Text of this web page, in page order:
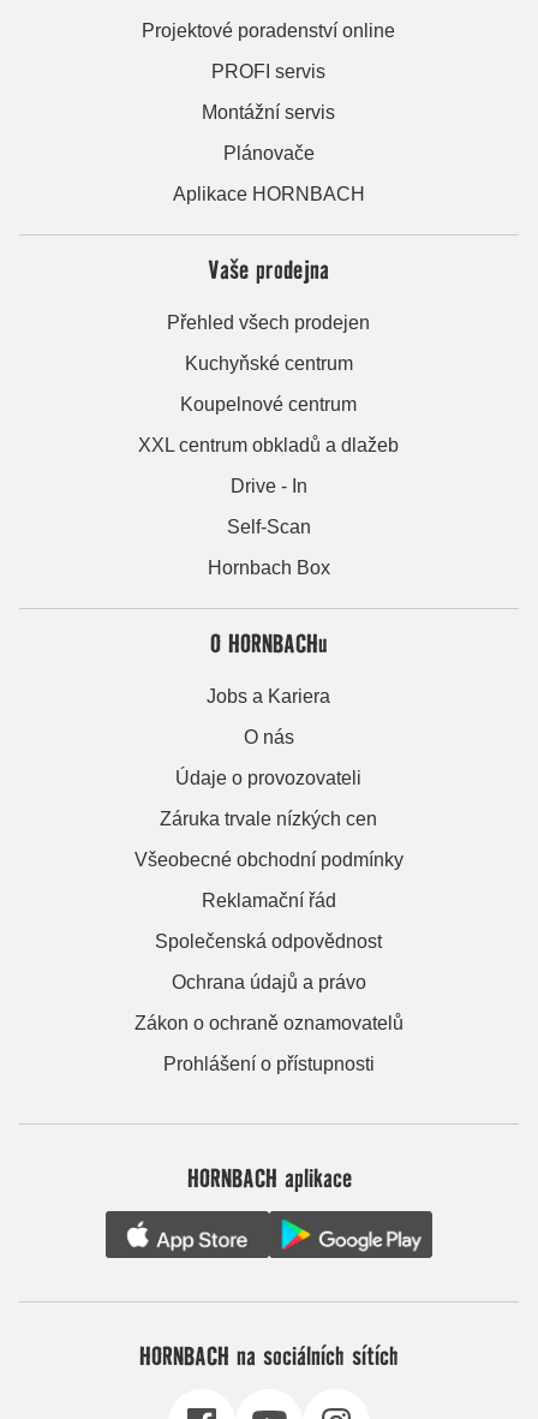
Projektové poradenství online
PROFI servis
Montážní servis
Plánovače
Aplikace HORNBACH
Vaše prodejna
Přehled všech prodejen
Kuchyňské centrum
Koupelnové centrum
XXL centrum obkladů a dlažeb
Drive - In
Self-Scan
Hornbach Box
O HORNBACHu
Jobs a Kariera
O nás
Údaje o provozovateli
Záruka trvale nízkých cen
Všeobecné obchodní podmínky
Reklamační řád
Společenská odpovědnost
Ochrana údajů a právo
Zákon o ochraně oznamovatelů
Prohlášení o přístupnosti
HORNBACH aplikace
HORNBACH na sociálních sítích